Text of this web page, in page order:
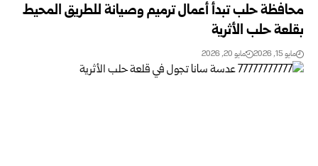
محافظة حلب تبدأ أعمال ترميم وصيانة للطريق المحيط
بقلعة حلب الأثرية
مايو 15, 2026 مايو 20, 2026